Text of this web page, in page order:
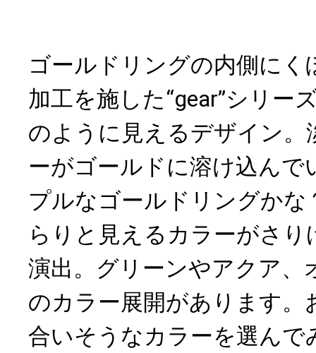
ゴールドリングの内側にく
加工を施した“gear”シリー
のように見えるデザイン。
ーがゴールドに溶け込んで
プルなゴールドリングかな
らりと見えるカラーがさ
演出。グリーンやアクア、
のカラー展開があります。
合いそうなカラーを選んで